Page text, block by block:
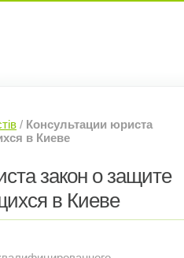
»
/ Консультации юриста
в Киеве
закон о защите
в Киеве